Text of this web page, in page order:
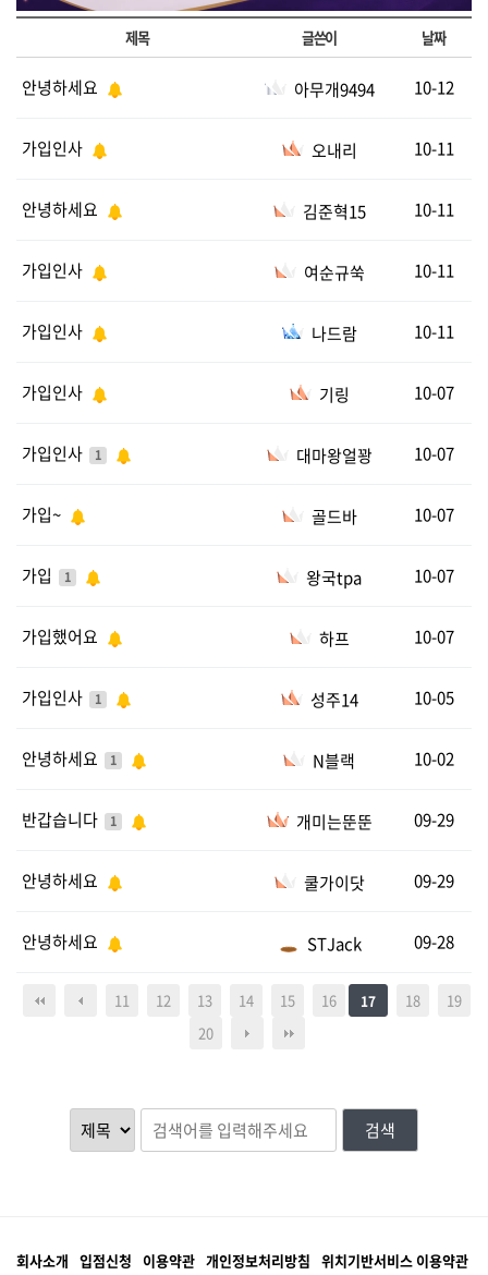
제목 글쓴이 날짜
안녕하세요 아무개9494 10-12
가입인사 오내리 10-11
안녕하세요 김준혁15 10-11
가입인사 여순규쑥 10-11
가입인사 나드람 10-11
가입인사 기링 10-07
가입인사 1 대마왕얼꽝 10-07
가입~ 골드바 10-07
가입 1 왕국tpa 10-07
가입했어요 하프 10-07
가입인사 1 성주14 10-05
안녕하세요 1 N블랙 10-02
반갑습니다 1 개미는뚠뚠 09-29
안녕하세요 쿨가이닷 09-29
안녕하세요 STJack 09-28
11 12 13 14 15 16 17 18
19
20
검색
회사소개 입점신청 이용약관 개인정보처리방침 위치기반서비스 이용약관